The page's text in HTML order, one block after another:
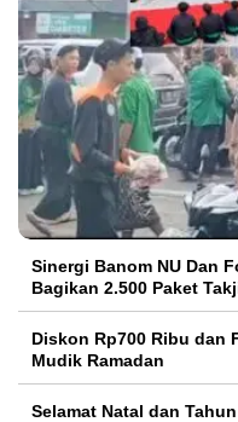
Sinergi Banom NU Dan
Bagikan 2.500 Paket
Diskon Rp700 Ribu dan
Mudik Ramadan
Selamat Natal dan